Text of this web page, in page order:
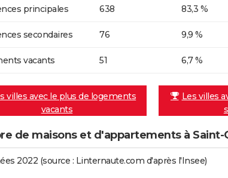
principales 638 83,3 %
secondaires 76 9,9 %
vacants 51 6,7 %
villes avec le plus de logements
vacants
Les villes
de maisons et d'appartements à Saint-
2022 (source : Linternaute.com d'après l'Insee)